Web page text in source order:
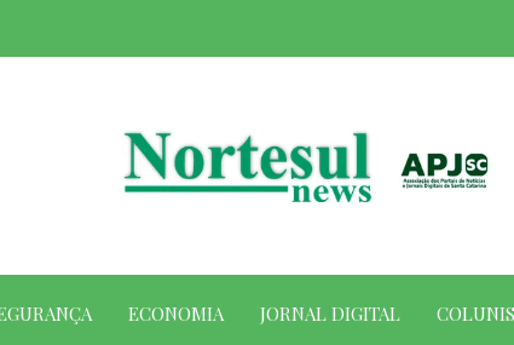
ECONOMIA JORNAL DIGITAL